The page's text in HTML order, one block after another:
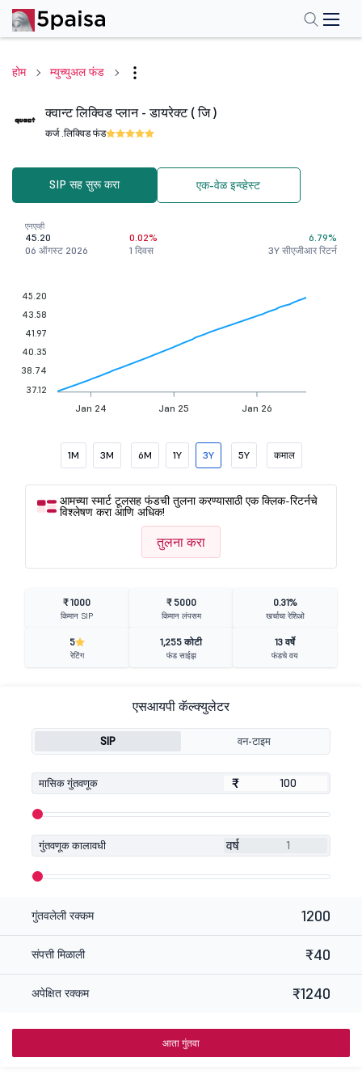
होम म्युच्युअल फंड
क्वान्ट लिक्विड प्लान - डायरेक्ट ( जि )
कर्ज .लिक्विड फंड
SIP सह सुरू करा एक-वेळ इन्व्हेस्ट
एनएव्ही
45.20
06 ऑगस्ट 2026
0.02%
1 दिवस
6.79%
3Y सीएजीआर रिटर्न
Jan 24 Jan 25 Jan 26
45.20
43.58
41.97
40.35
38.74
37.12
1M 3M 6M 1Y 3Y 5Y कमाल
आमच्या स्मार्ट टूलसह फंडची तुलना करण्यासाठी एक क्लिक-रिटर्नचे
विश्लेषण करा आणि अधिक!
तुलना करा
₹ 1000
किमान SIP
₹ 5000
किमान लंपसम
0.31%
खर्चाचा रेशिओ
5
रेटिंग
1,255 कोटी
फंड साईझ
13 वर्षे
फंडचे वय
एसआयपी कॅल्क्युलेटर
SIP वन-टाइम
मासिक गुंतवणूक ₹
₹
गुंतवणूक कालावधी वर्ष
गुंतवलेली रक्कम 1200
संपत्ती मिळाली ₹40
अपेक्षित रक्कम ₹1240
आता गुंतवा